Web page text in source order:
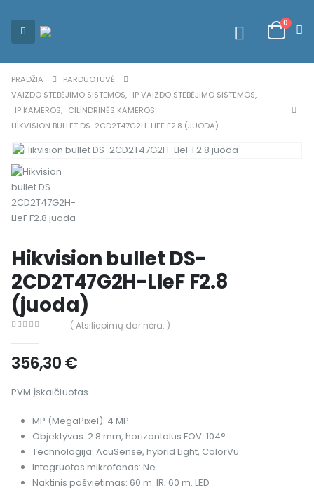
0
PRADŽIA
PARDUOTUVĖ
VAIZDO STEBĖJIMO SISTEMOS, IP VAIZDO STEBĖJIMO SISTEMOS,
IP KAMEROS, CILINDRINĖS KAMEROS
HIKVISION BULLET DS-2CD2T47G2H-LIEF F2.8 (JUODA)
Hikvision bullet DS-
2CD2T47G2H-LIeF F2.8
(juoda)
( Atsiliepimų dar nėra. )
356,30€
PVM įskaičiuotas
MP (MegaPixel): 4 MP
Objektyvas: 2.8 mm, horizontalus FOV: 104°
Technologija: AcuSense, hybrid Light, ColorVu
Integruotas mikrofonas: Ne
Naktinis pašvietimas: 60 m. IR; 60 m. LED